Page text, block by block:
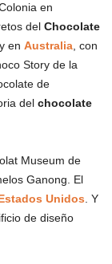
en
del Chocolate
en Australia , con
Story de la
de
del chocolate
Museum de
Ganong. El
Unidos . Y
de diseño